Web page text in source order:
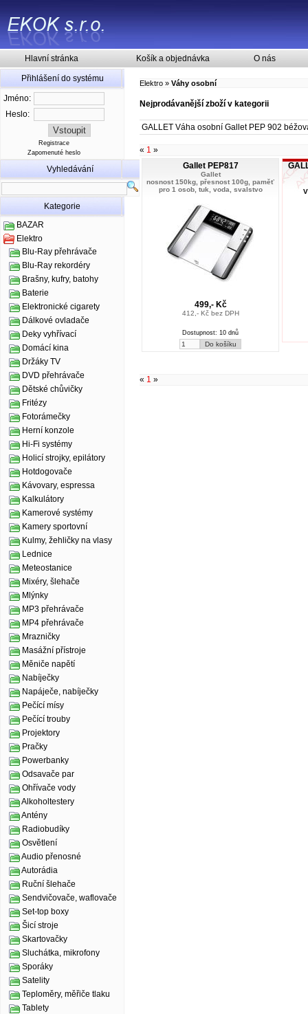
Hlavní stránka Košík a objednávka O nás
Přihlášení do systému
Jméno:
Heslo:
Registrace
Zapomenuté heslo
Vyhledávání
Kategorie
BAZAR
Elektro
Blu-Ray přehrávače
Blu-Ray rekordéry
Brašny, kufry, batohy
Baterie
Elektronické cigarety
Dálkové ovladače
Deky vyhřívací
Domácí kina
Držáky TV
DVD přehrávače
Dětské chůvičky
Fritézy
Fotorámečky
Herní konzole
Hi-Fi systémy
Holicí strojky, epilátory
Hotdogovače
Kávovary, espressa
Kalkulátory
Kamerové systémy
Kamery sportovní
Kulmy, žehličky na vlasy
Lednice
Meteostanice
Mixéry, šlehače
Mlýnky
MP3 přehrávače
MP4 přehrávače
Mrazničky
Masážní přístroje
Měniče napětí
Nabíječky
Napáječe, nabíječky
Pečící mísy
Pečící trouby
Projektory
Pračky
Powerbanky
Odsavače par
Ohřívače vody
Alkoholtestery
Antény
Radiobudíky
Osvětlení
Audio přenosné
Autorádia
Ruční šlehače
Sendvičovače, waflovače
Set-top boxy
Šicí stroje
Skartovačky
Sluchátka, mikrofony
Sporáky
Satelity
Teploměry, měřiče tlaku
Tablety
Elektro » Váhy osobní
Nejprodávanější zboží v kategorii
GALLET Váha osobní Gallet PEP 902
« 1 »
Gallet PEP817
Gallet
nosnost 150kg, přesnost 100g, paměť
pro 1 osob, tuk, voda, svalstvo
499,- Kč
412,- Kč bez DPH
Dostupnost: 10 dnů
« 1 »